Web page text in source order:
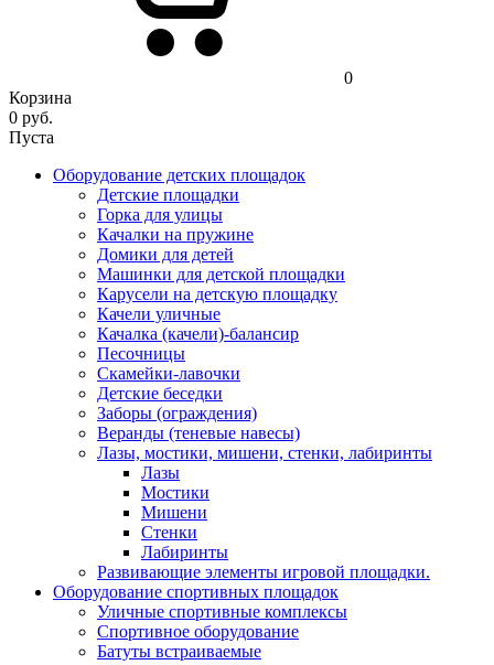
0
Корзина
0 руб.
Пуста
Оборудование детских площадок
Детские площадки
Горка для улицы
Качалки на пружине
Домики для детей
Машинки для детской площадки
Карусели на детскую площадку
Качели уличные
Качалка (качели)-балансир
Песочницы
Скамейки-лавочки
Детские беседки
Заборы (ограждения)
Веранды (теневые навесы)
Лазы, мостики, мишени, стенки, лабиринты
Лазы
Мостики
Мишени
Стенки
Лабиринты
Развивающие элементы игровой площадки.
Оборудование спортивных площадок
Уличные спортивные комплексы
Спортивное оборудование
Батуты встраиваемые